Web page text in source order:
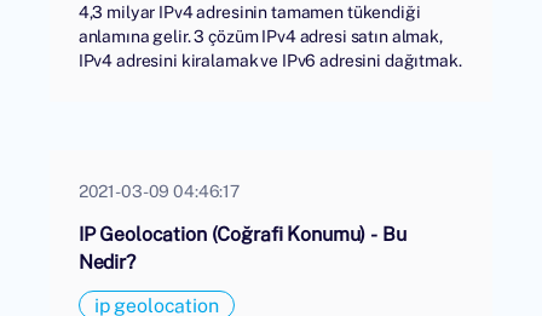
4,3 milyar IPv4 adresinin tamamen tükendiği
anlamına gelir. 3 çözüm IPv4 adresi satın almak,
IPv4 adresini kiralamak ve IPv6 adresini dağıtmak.
2021-03-09 04:46:17
IP Geolocation (Coğrafi Konumu) - Bu
Nedir?
ip geolocation